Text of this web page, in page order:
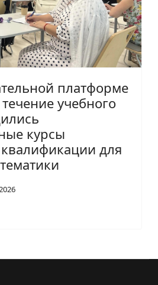
платформе
учебного
курсы
для